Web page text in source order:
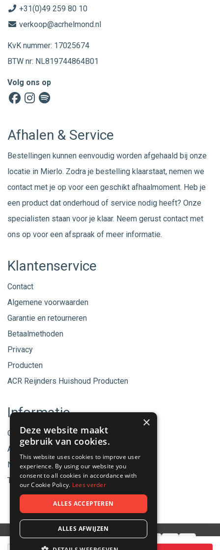
+31(0)49 259 80 10
verkoop@acrhelmond.nl
KvK nummer: 17025674
BTW nr: NL819744864B01
Volg ons op
Afhalen & Service
Bestellingen kunnen eenvoudig worden afgehaald bij onze
locatie in Mierlo. Zodra je bestelling klaarstaat, nemen we
contact met je op voor een geschikt afhaalmoment. Heb je
een product dat onderhoud of service nodig heeft? Onze
specialisten staan voor je klaar. Neem gerust contact met
ons op voor een afspraak of meer informatie.
Klantenservice
Contact
Algemene voorwaarden
Garantie en retourneren
Betaalmethoden
Privacy
Producten
ACR Reijnders Huishoud Producten
Informatie
Onze merken
Aanbiedingen
Nieuwe producten
Tips & Nieuws
×
Deze website maakt
gebruik van cookies.
This website uses cookies to improve user
experience. By using our website you
consent to all cookies in accordance with
our Cookie Policy. Lees verder
ALLES ACCEPTEREN
ALLES AFWIJZEN